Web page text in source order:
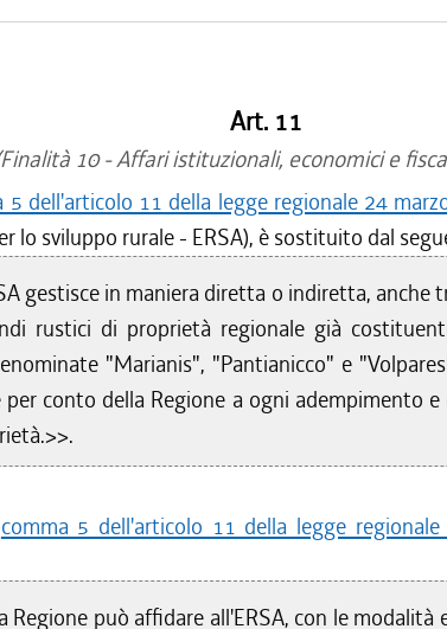
al 21/06/2019
2018 al 04/01/2018
al 31/12/2017
al 06/12/2017
al 09/08/2017
al 26/07/2017
al 17/05/2017
al 28/04/2017
al 26/04/2017
al 08/02/2017
al 08/01/2017
al 30/11/2016
al 12/08/2016
Art. 11
10 - Affari istituzionali, economici e
5 dell'articolo 11 della legge regionale 24
lo sviluppo rurale - ERSA), è sostituito dal
gestisce in maniera diretta o indiretta, anche
rustici di proprietà regionale già
"Marianis", "Pantianicco" e
per conto della Regione a ogni adempimento
comma 5 dell'articolo 11 della legge
Regione può affidare all'ERSA, con le modalità